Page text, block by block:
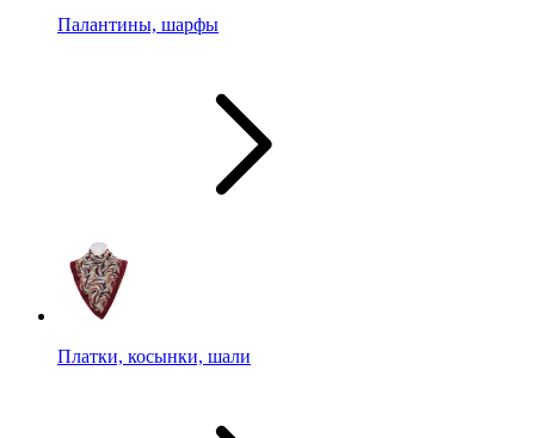
Палантины, шарфы
Платки, косынки, шали